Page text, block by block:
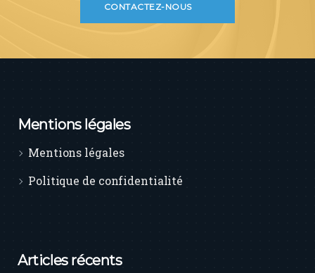
CONTACTEZ-NOUS
Mentions légales
Mentions légales
Politique de confidentialité
Articles récents